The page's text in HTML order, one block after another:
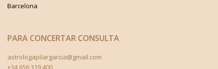
Barcelona
PARA CONCERTAR CONSULTA
astrologapilargarcia@gmail.com
+34 656 319 400